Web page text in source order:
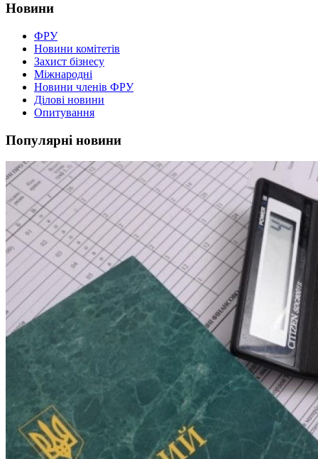
Новини
ФРУ
Новини комітетів
Захист бізнесу
Міжнародні
Новини членів ФРУ
Ділові новини
Опитування
Популярні новини